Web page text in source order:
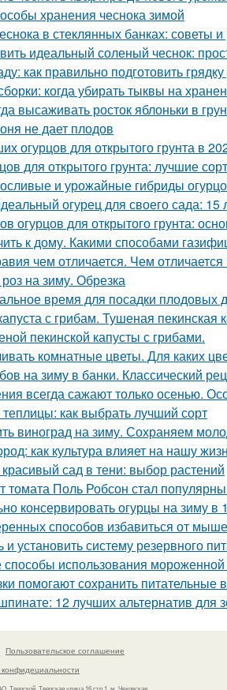
хранения чеснока зимой
в стеклянных банках: советы
идеальный соленый чеснок:
как правильно подготовить
когда убирать тыквы на
высаживать росток яблоньки в
не дает плодов
огурцов для открытого грунта в
для открытого грунта: лучшие
и урожайные гибриды
огурец для своего сада: 15
огурцов для открытого грунта:
к дому. Какими способами
чем отличается. Чем
на зиму. Обрезка
время для посадки плодовых
с грибам. Тушеная пекинская
пекинской капусты с грибами.
комнатные цветы. Для каких
на зиму в банки. Классический
всегда сажают только осенью.
как выбрать лучший сорт
виноград на зиму. Сохраняем
как культура влияет на нашу
красивый сад в тени: выбор растений
томата Поль Робсон стал
консервировать огурцы на зиму в
способов избавиться от
и установить систему резервного
использования мороженной
помогают сохранить питательные
12 лучших альтернатив для
Пользовательское соглашение
Тверской, Тверская улица 16 стр.1, м. Чеховская